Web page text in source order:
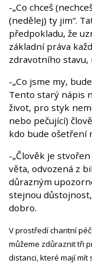
-„Co chceš
(nedělej) ty jim“.
předpokladu, že
základní práva
zdravotního stavu,
-„Co jsme my,
Tento starý nápis
život, pro styk
nebo pečující)
kdo bude ošetření
-„Člověk je
věta, odvozená z
důrazným
stejnou
dobro.
V prostředí charitní
můžeme zdůraznit tři
distanci, které mají mít